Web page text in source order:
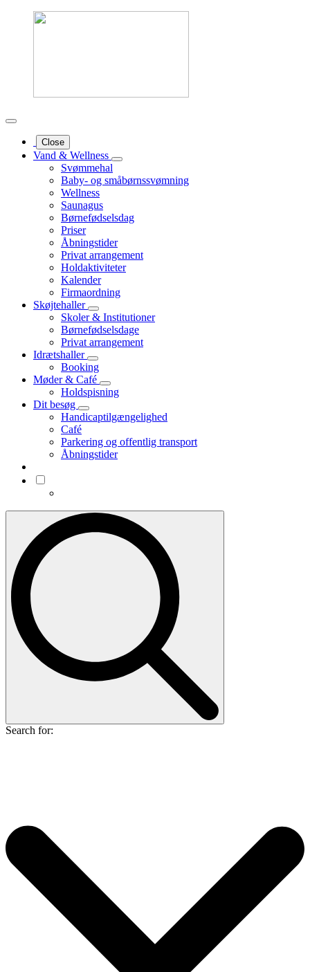
Close
Vand & Wellness
Svømmehal
Baby- og småbørnssvømning
Wellness
Saunagus
Børnefødselsdag
Priser
Åbningstider
Privat arrangement
Holdaktiviteter
Kalender
Firmaordning
Skøjtehaller
Skoler & Institutioner
Børnefødselsdage
Privat arrangement
Idrætshaller
Booking
Møder & Café
Holdspisning
Dit besøg
Handicaptilgængelighed
Café
Parkering og offentlig transport
Åbningstider
Search for: